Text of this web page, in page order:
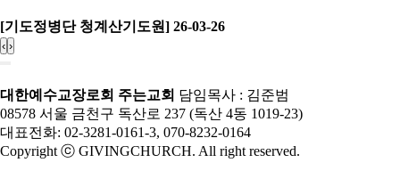
[기도정병단 청계산기도원] 26-03-26
‹ ›
대한예수교장로회 주는교회 담임목사 : 김준범
08578 서울 금천구 독산로 237 (독산 4동 1019-23)
대표전화: 02-3281-0161-3, 070-8232-0164
Copyright ⓒ GIVINGCHURCH. All right reserved.